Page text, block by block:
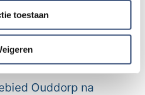
combineren met andere
verstrekt of die ze hebben
gebruik van hun services.
toestaan
Goeree-
Ouddorp na